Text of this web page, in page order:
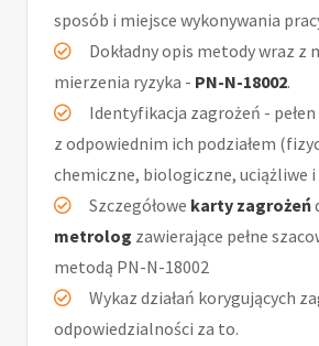
sposób i miejsce wykonywania
Dokładny opis metody wraz z
mierzenia ryzyka - PN-N-18002.
Identyfikacja zagrożeń -
z odpowiednim ich podziałem
chemiczne, biologiczne, uciążliwe
Szczegółowe karty zagrożeń
metrolog zawierające pełne
metodą PN-N-18002
Wykaz działań korygujących
odpowiedzialności za to.